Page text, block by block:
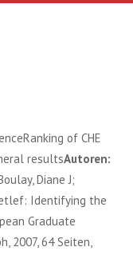
of CHE
resultsAutoren:
Diane J;
Identifying the
Graduate
2007, 64 Seiten,